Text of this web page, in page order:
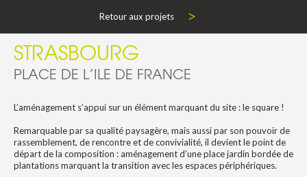
Retour aux projets
STRASBOURG
PLACE DE L’ILE DE FRANCE
L’aménagement s’appui sur un élément marquant du site : le square !
Remarquable par sa qualité paysagère, mais aussi par son pouvoir de
rassemblement, de rencontre et de convivialité, il devient le point de
départ de la composition : aménagement d’une place jardin bordée de
plantations marquant la transition avec les espaces périphériques.